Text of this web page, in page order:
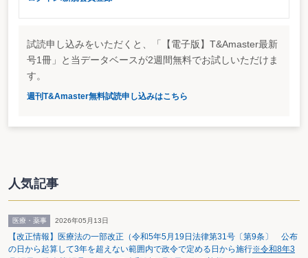
試読申し込みをいただくと、「【電子版】T&Amaster最新
号1冊」と当データベースが2週間無料でお試しいただけま
す。
週刊T&Amaster無料試読申し込みはこちら
人気記事
医療・薬事 2026年05月13日
【改正情報】医療法の一部改正（令和5年5月19日法律第31号〔第9条〕 公布
の日から起算して3年を超えない範囲内で政令で定める日から施行※令和8年3